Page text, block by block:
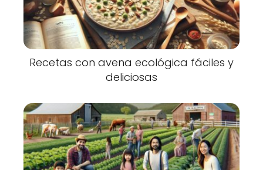
Recetas con avena ecológica fáciles y
deliciosas